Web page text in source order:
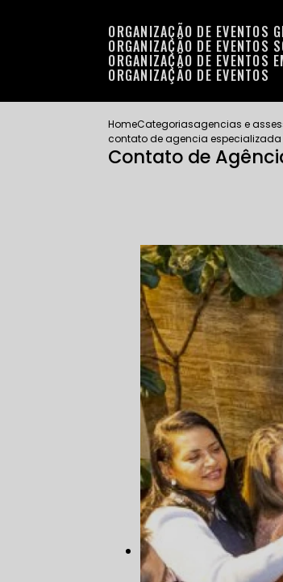
ORGANIZAÇÃO DE EVENTOS
ORGANIZAÇÃO DE EVENTOS
ORGANIZAÇÃO DE EVENTOS
ORGANIZAÇÃO DE EVENTOS
HomeCategoriasagencias e
contato de agencia
Contato de